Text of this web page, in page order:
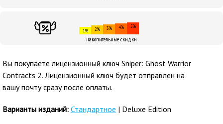
1% 2% 3% 4% 5%
накопительные скидки
Вы покупаете лицензионный ключ Sniper: Ghost Warrior
Contracts 2. Лицензионный ключ будет отправлен на
вашу почту сразу после оплаты.
Варианты изданий: Стандартное | Deluxe Edition